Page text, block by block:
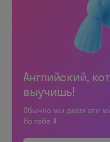
Английский,
выучишь!
Обычно мы даём эти
Но тебе ⬇️